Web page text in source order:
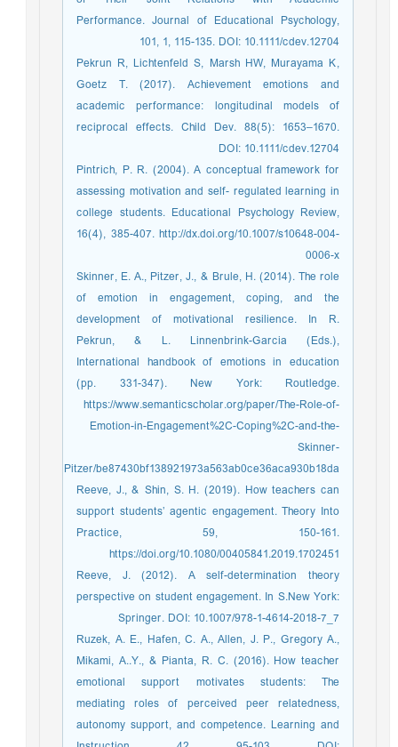
Performance. Journal of Educational Psychology,
101, 1, 115-135. DOI: 10.1111/cdev.12704
Pekrun R, Lichtenfeld S, Marsh HW, Murayama K,
Goetz T. (2017). Achievement emotions and
academic performance: longitudinal models of
reciprocal effects. Child Dev. 88(5): 1653–1670.
DOI: 10.1111/cdev.12704
Pintrich, P. R. (2004). A conceptual framework for
assessing motivation and self- regulated learning in
college students. Educational Psychology Review,
16(4), 385-407. http://dx.doi.org/10.1007/s10648-004-
0006-x
Skinner, E. A., Pitzer, J., & Brule, H. (2014). The role
of emotion in engagement, coping, and the
development of motivational resilience. In R.
Pekrun, & L. Linnenbrink-Garcia (Eds.),
International handbook of emotions in education
(pp. 331-347). New York: Routledge.
https://www.semanticscholar.org/paper/The-Role-of-
Emotion-in-Engagement%2C-Coping%2C-and-the-
Skinner-
Pitzer/be87430bf138921973a563ab0ce36aca930b18da
Reeve, J., & Shin, S. H. (2019). How teachers can
support students’ agentic engagement. Theory Into
Practice, 59, 150-161.
https://doi.org/10.1080/00405841.2019.1702451
Reeve, J. (2012). A self-determination theory
perspective on student engagement. In S.New York:
Springer. DOI: 10.1007/978-1-4614-2018-7_7
Ruzek, A. E., Hafen, C. A., Allen, J. P., Gregory A.,
Mikami, A..Y., & Pianta, R. C. (2016). How teacher
emotional support motivates students: The
mediating roles of perceived peer relatedness,
autonomy support, and competence. Learning and